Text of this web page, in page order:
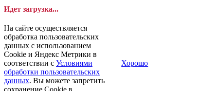
Идет загрузка...
На сайте осуществляется
обработка пользовательских
данных с использованием
Cookie и Яндекс Метрики в
соответствии с Условиями
обработки пользовательских
данных. Вы можете запретить
Хорошо